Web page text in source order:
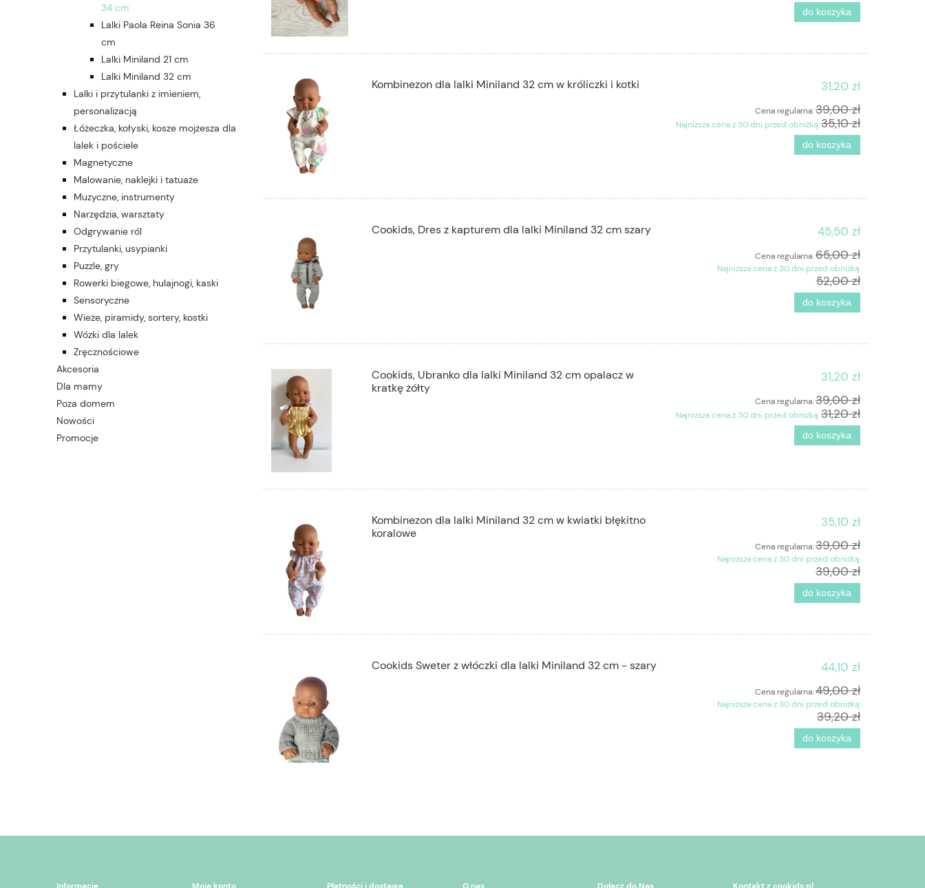
34 cm
Lalki Paola Reina Sonia 36
cm
Lalki Miniland 21 cm
Lalki Miniland 32 cm
Lalki i przytulanki z imieniem,
personalizacją
Łóżeczka, kołyski, kosze mojżesza dla
lalek i pościele
Magnetyczne
Malowanie, naklejki i tatuaże
Muzyczne, instrumenty
Narzędzia, warsztaty
Odgrywanie ról
Przytulanki, usypianki
Puzzle, gry
Rowerki biegowe, hulajnogi, kaski
Sensoryczne
Wieże, piramidy, sortery, kostki
Wózki dla lalek
Zręcznościowe
Akcesoria
Dla mamy
Poza domem
Nowości
Promocje
do koszyka
Kombinezon dla lalki Miniland 32 cm w króliczki i kotki 31,20 zł
Cena regularna:39,00 zł
Najniższa cena z 30 dni przed obniżką:35,10 zł
do koszyka
Cookids, Dres z kapturem dla lalki Miniland 32 cm szary 45,50 zł
Cena regularna:65,00 zł
Najniższa cena z 30 dni przed obniżką:
52,00 zł
do koszyka
Cookids, Ubranko dla lalki Miniland 32 cm opalacz w
kratkę żółty
31,20 zł
Cena regularna:39,00 zł
Najniższa cena z 30 dni przed obniżką:31,20 zł
do koszyka
Kombinezon dla lalki Miniland 32 cm w kwiatki błękitno
koralowe
35,10 zł
Cena regularna:39,00 zł
Najniższa cena z 30 dni przed obniżką:
39,00 zł
do koszyka
Cookids Sweter z włóczki dla lalki Miniland 32 cm - szary 44,10 zł
Cena regularna:49,00 zł
Najniższa cena z 30 dni przed obniżką:
39,20 zł
do koszyka
Informacje Moje konto Płatności i dostawa O nas Dołącz do Nas Kontakt z cookids.pl